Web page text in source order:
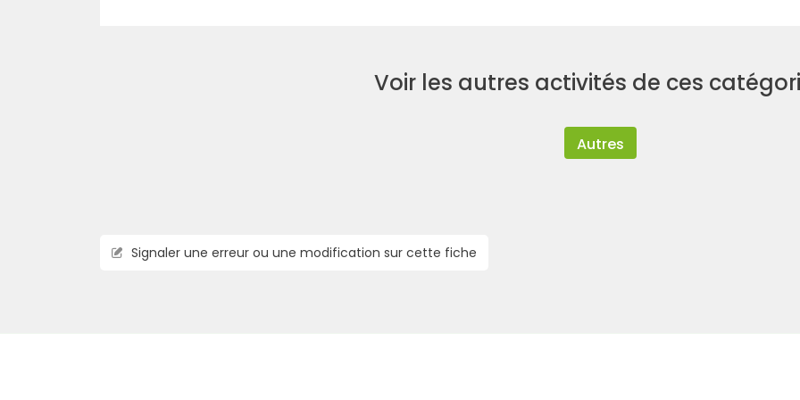
Voir les autres activités de ces
Autres
Signaler une erreur ou une modification sur cette fiche